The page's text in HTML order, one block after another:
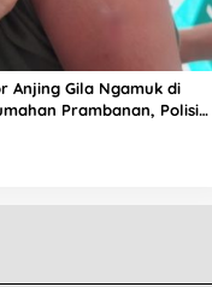
Anjing Gila Ngamuk di
Prambanan, Polisi